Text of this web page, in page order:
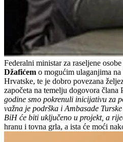
Federalni ministar za raseljene
Džafićem o mogućim ulaganjima
Hrvatske, te je dobro povezana
započeta na temelju dogovora člana
godine smo pokrenuli inicijativu za
važna je podrška i Ambasade
BiH će biti uključeno u projekt, a
hranu i tovna grla, a ista će moći